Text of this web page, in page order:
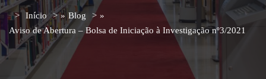
Início » Blog
»
Aviso de Abertura – Bolsa de Iniciação à Investigação nº3/2021